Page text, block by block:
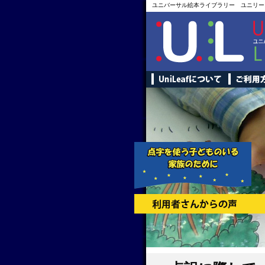
ユニバーサル絵本ライブラリー ユニリ